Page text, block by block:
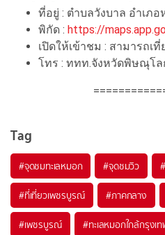
ที่อยู่ : ตำบลวังบาล อำเภ
พิกัด : https://
เปิดให้เข้าชม : สามารถเ
โทร : ททท.จังหวัดพิษณุโล
Tag
#จุดชมทะเลหมอก #จุดชมวิว
#ที่เที่ยวเพชรบูรณ์ #ภาคกลาง
#เพชรบูรณ์ #ทะเลหมอกใกล้กรุงเ